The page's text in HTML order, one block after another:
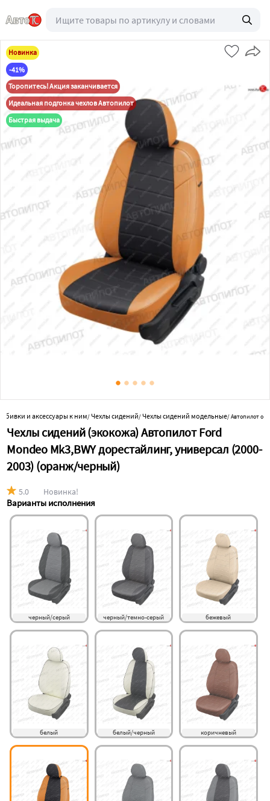
Новинка
-41%
Торопитесь! Акция заканчивается
Идеальная подгонка чехлов Автопилот
Быстрая выдача
и аксессуары к ним/Чехлы сидений/Чехлы сидений модельные/Автопилот
Чехлы сидений (экокожа) Автопилот Ford
Mondeo Mk3,BWY дорестайлинг, универсал (2000-
2003) (оранж/черный)
5.0 Новинка!
Варианты исполнения
черный/серый черный/темно-серый бежевый
белый белый/черный коричневый